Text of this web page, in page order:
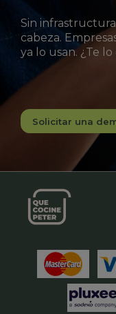
Sin
cabeza.
ya lo usan. ¿Te
Solicitar una